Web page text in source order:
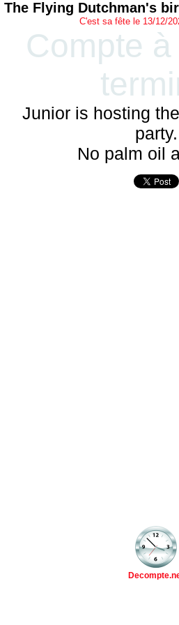
The Flying Dutchman's
C'est sa fête le 13/12/
Compte
Junior is hosting
party.
No palm oil